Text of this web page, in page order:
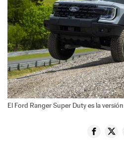
El Ford Ranger Super Duty es la